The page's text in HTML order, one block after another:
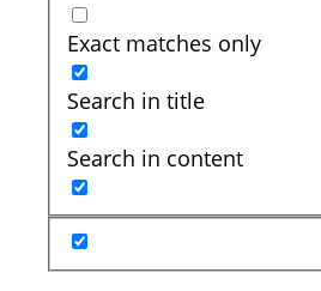
Exact matches only
Search in title
Search in content